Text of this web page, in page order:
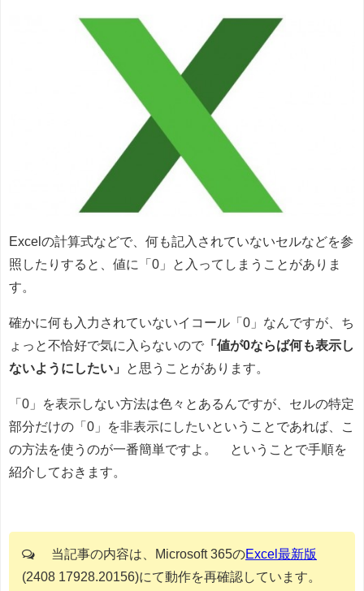
Excelの計算式などで、何も記入されていないセルなどを参
照したりすると、値に「0」と入ってしまうことがありま
す。
確かに何も入力されていないイコール「0」なんですが、ち
ょっと不恰好で気に入らないので 「値が0ならば何も表示し
ないようにしたい」
と思うことがあります。
「0」を表示しない方法は色々とあるんですが、セルの特定
部分だけの「0」を非表示にしたいということであれば、こ
の方法を使うのが一番簡単ですよ。 ということで手順を
紹介しておきます。
当記事の内容は、Microsoft 365のExcel最新版
(2408 17928.20156)にて動作を再確認しています。